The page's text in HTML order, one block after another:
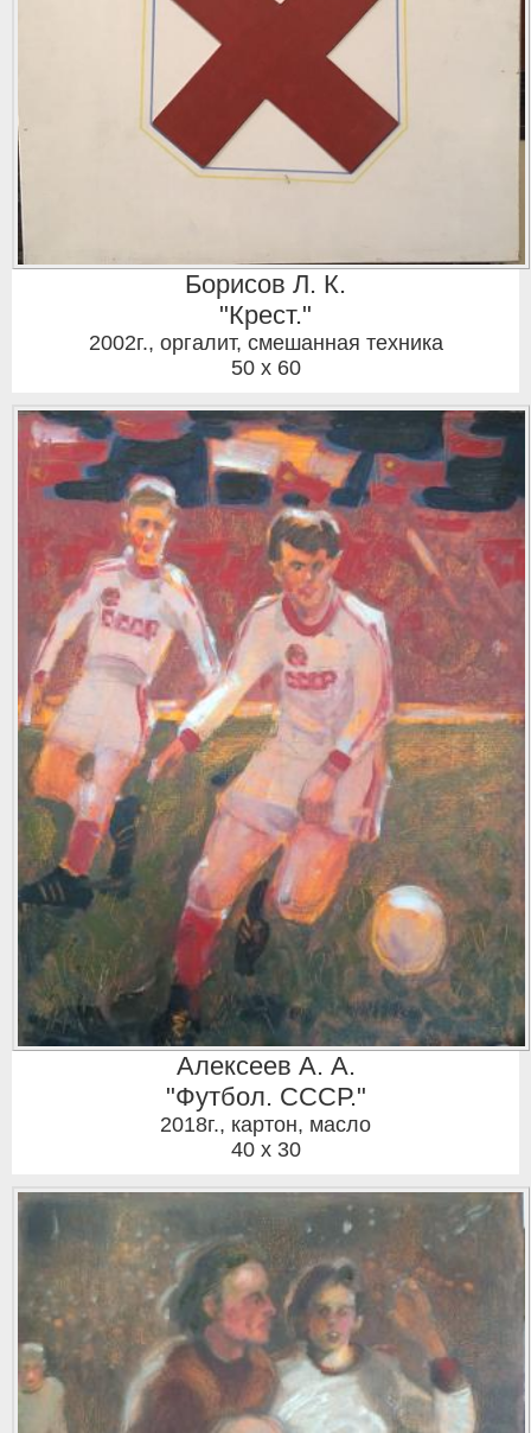
Борисов Л. К.
"Крест."
2002г., оргалит, смешанная техника
50 x 60
Алексеев А. А.
"Футбол. СССР."
2018г., картон, масло
40 x 30